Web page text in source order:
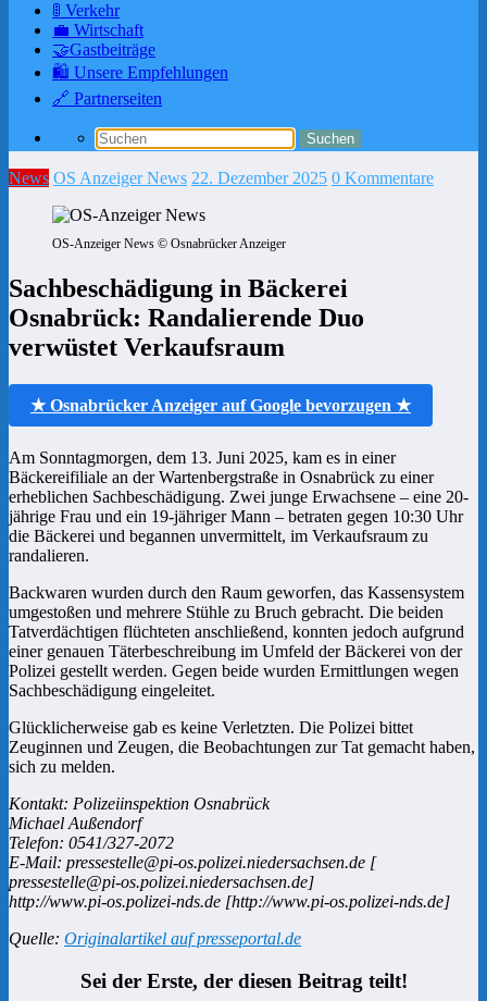
🚦 Verkehr
💼 Wirtschaft
🤝Gastbeiträge
🛍️ Unsere Empfehlungen
🔗 Partnerseiten
News OS Anzeiger News 22. Dezember 2025 0 Kommentare
OS-Anzeiger News © Osnabrücker Anzeiger
Sachbeschädigung in Bäckerei
Osnabrück: Randalierende Duo
verwüstet Verkaufsraum
★ Osnabrücker Anzeiger auf Google bevorzugen ★
Am Sonntagmorgen, dem 13. Juni 2025, kam es in einer
Bäckereifiliale an der Wartenbergstraße in Osnabrück zu einer
erheblichen Sachbeschädigung. Zwei junge Erwachsene – eine 20-
jährige Frau und ein 19-jähriger Mann – betraten gegen 10:30 Uhr
die Bäckerei und begannen unvermittelt, im Verkaufsraum zu
randalieren.
Backwaren wurden durch den Raum geworfen, das Kassensystem
umgestoßen und mehrere Stühle zu Bruch gebracht. Die beiden
Tatverdächtigen flüchteten anschließend, konnten jedoch aufgrund
einer genauen Täterbeschreibung im Umfeld der Bäckerei von der
Polizei gestellt werden. Gegen beide wurden Ermittlungen wegen
Sachbeschädigung eingeleitet.
Glücklicherweise gab es keine Verletzten. Die Polizei bittet
Zeuginnen und Zeugen, die Beobachtungen zur Tat gemacht haben,
sich zu melden.
Kontakt: Polizeiinspektion Osnabrück
Michael Außendorf
Telefon: 0541/327-2072
E-Mail: pressestelle@pi-os.polizei.niedersachsen.de [
pressestelle@pi-os.polizei.niedersachsen.de]
http://www.pi-os.polizei-nds.de [http://www.pi-os.polizei-nds.de]
Quelle: Originalartikel auf presseportal.de
Sei der Erste, der diesen Beitrag teilt!